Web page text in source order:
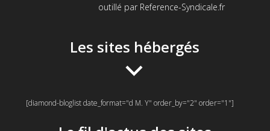
outillé par Reference-Syndicale.fr
Les sites hébergés
[diamond-bloglist date_format="d M. Y" order_by="2" order="1"]